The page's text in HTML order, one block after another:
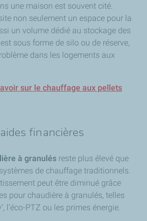
une maison est souvent cité.
non seulement un espace pour la
un volume dédié au stockage des
sous forme de silo ou de réserve,
dans les logements aux
sur le chauffage aux pellets
financières
à granulés reste plus élevé que
de chauffage traditionnels.
peut être diminué grâce
pour chaudière à granulés, telles
l’éco-PTZ ou les primes énergie.